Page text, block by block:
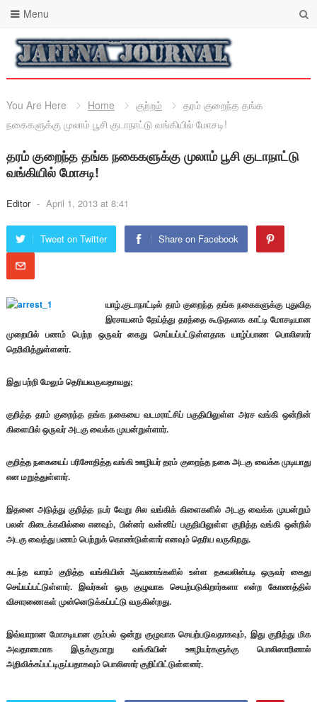
Menu
You Are Here Home குற்றம்
தரம் குறைந்த தங்க
நகைகளுக்கு முலாம் பூசி குடாநாட்டு வங்கியில் மோசடி!
தரம் குறைந்த தங்க நகைகளுக்கு முலாம் பூசி குடாநாட்டு
வங்கியில் மோசடி!
Editor - April 1, 2013 at 8:41
Tweet on Twitter Share on Facebook
யாழ்.குடாநாட்டில் தரம் குறைந்த தங்க நகைகளுக்கு புதுவித
இரசாயனம் தேய்த்து தரத்தை கூடுதலாக காட்டி மோசடியான
முறையில் பணம் பெற்ற ஒருவர் கைது செய்யப்பட்டுள்ளதாக யாழ்ப்பாண பொலிஸார்
தெரிவித்துள்ளனர்.
இது பற்றி மேலும் தெரியவருவதாவது;
குறித்த தரம் குறைந்த தங்க நகையை வடமராட்சிப் பகுதியிலுள்ள அரச வங்கி ஒன்றின்
கிளையில் ஒருவர் அடகு வைக்க முயன்றுள்ளார்.
குறித்த நகையைப் பரிசோதித்த வங்கி ஊழியர் தரம் குறைந்த நகை அடகு வைக்க முடியாது
என மறுத்துள்ளார்.
இதனை அடுத்து குறித்த நபர் வேறு சில வங்கிக் கிளைகளில் அடகு வைக்க முயன்றும்
பலன் கிடைக்கவில்லை எனவும், பின்னர் வன்னிப் பகுதியிலுள்ள குறித்த வங்கி ஒன்றில்
அடகு வைத்து பணம் பெற்றுக் கொண்டுள்ளார் எனவும் தெரிய வருகிறது.
கடந்த வாரம் குறித்த வங்கியின் ஆவணங்களில் உள்ள தகவலின்படி ஒருவர் கைது
செய்யப்பட்டுள்ளார். இவர்கள் ஒரு குழுவாக செயற்படுகிறார்களா என்ற கோணத்தில்
விசாரணைகள் முன்னெடுக்கப்பட்டு வருகின்றது.
இவ்வாறான மோசடியான கும்பல் ஒன்று குழுவாக செயற்படுவதாகவும், இது குறித்து மிக
அவதானமாக இருக்குமாறு வங்கியின் ஊழியர்களுக்கு பொலிஸாரினால்
அறிவிக்கப்பட்டிருப்பதாகவும் பொலிஸார் குறிப்பிட்டுள்ளனர்.